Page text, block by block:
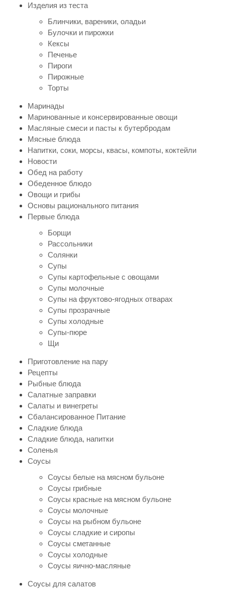
Изделия из теста
Блинчики, вареники, оладьи
Булочки и пирожки
Кексы
Печенье
Пироги
Пирожные
Торты
Маринады
Маринованные и консервированные овощи
Масляные смеси и пасты к бутербродам
Мясные блюда
Напитки, соки, морсы, квасы, компоты, коктейли
Новости
Обед на работу
Обеденное блюдо
Овощи и грибы
Основы рационального питания
Первые блюда
Борщи
Рассольники
Солянки
Супы
Супы картофельные с овощами
Супы молочные
Супы на фруктово-ягодных отварах
Супы прозрачные
Супы холодные
Супы-пюре
Щи
Приготовление на пару
Рецепты
Рыбные блюда
Салатные заправки
Салаты и винегреты
Сбалансированное Питание
Сладкие блюда
Сладкие блюда, напитки
Соленья
Соусы
Соусы белые на мясном бульоне
Соусы грибные
Соусы красные на мясном бульоне
Соусы молочные
Соусы на рыбном бульоне
Соусы сладкие и сиропы
Соусы сметанные
Соусы холодные
Соусы яично-масляные
Соусы для салатов